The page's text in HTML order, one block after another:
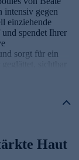
intensiv gegen
einziehende
spendet Ihrer
sorgt für ein
sichtbar
und verbessert
Haut